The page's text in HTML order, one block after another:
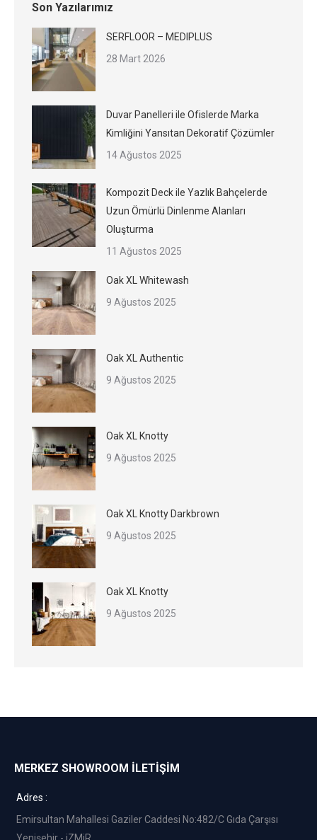
Son Yazılarımız
SERFLOOR – MEDIPLUS
28 Mart 2026
Duvar Panelleri ile Ofislerde Marka
Kimliğini Yansıtan Dekoratif Çözümler
14 Ağustos 2025
Kompozit Deck ile Yazlık Bahçelerde
Uzun Ömürlü Dinlenme Alanları
Oluşturma
11 Ağustos 2025
Oak XL Whitewash
9 Ağustos 2025
Oak XL Authentic
9 Ağustos 2025
Oak XL Knotty
9 Ağustos 2025
Oak XL Knotty Darkbrown
9 Ağustos 2025
Oak XL Knotty
9 Ağustos 2025
MERKEZ SHOWROOM İLETİŞİM
Adres :
Emirsultan Mahallesi Gaziler Caddesi No:482/C Gıda Çarşısı